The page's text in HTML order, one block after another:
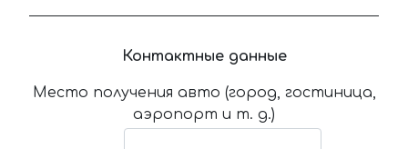
Контактные данные
Место получения авто (город, гостиница,
аэропорт и т. д.)